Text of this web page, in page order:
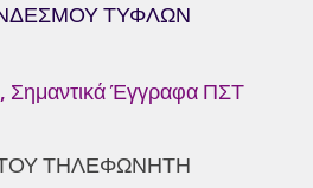
ΤΥΦΛΩΝ
, Σημαντικά Έγγραφα ΠΣΤ
ΤΗΛΕΦΩΝΗΤΗ